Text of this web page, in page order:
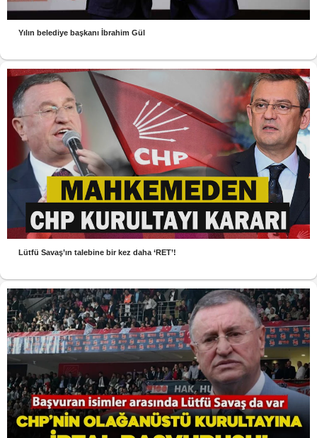
Yılın belediye başkanı İbrahim Gül
Lütfü Savaş’ın talebine bir kez daha ‘RET’!